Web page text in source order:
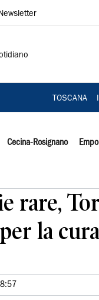
TOSCANA
Cecina-Rosignano
rare,
la